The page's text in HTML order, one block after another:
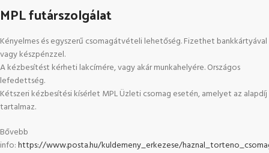
MPL futárszolgálat
Kényelmes és egyszerű csomagátvételi lehetőség. Fizethet bankkártyával
vagy készpénzzel.
A kézbesítést kérheti lakcímére, vagy akár munkahelyére. Országos
lefedettség.
Kétszeri kézbesítési kísérlet MPL Üzleti csomag esetén, amelyet az alapdíj
tartalmaz.
Bővebb
info:https://www.posta.hu/kuldemeny_erkezese/